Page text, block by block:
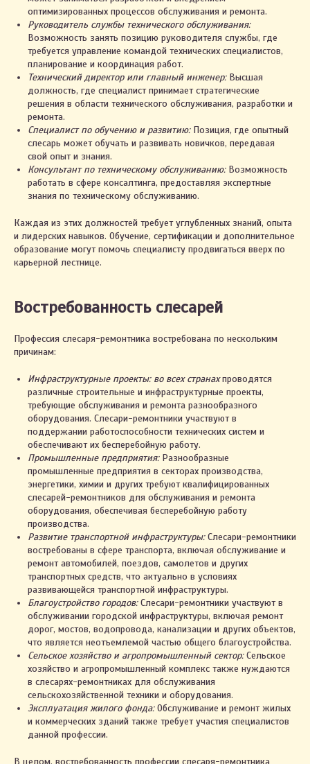
оптимизированных процессов обслуживания и ремонта.
Руководитель службы технического обслуживания:
Возможность занять позицию руководителя службы, где
требуется управление командой технических специалистов,
планирование и координация работ.
Технический директор или главный инженер: Высшая
должность, где специалист принимает стратегические
решения в области технического обслуживания, разработки и
ремонта.
Специалист по обучению и развитию:Позиция, где опытный
слесарь может обучать и развивать новичков, передавая
свой опыт и знания.
Консультант по техническому обслуживанию: Возможность
работать в сфере консалтинга, предоставляя экспертные
знания по техническому обслуживанию.
Каждая из этих должностей требует углубленных знаний, опыта
и лидерских навыков. Обучение, сертификации и дополнительное
образование могут помочь специалисту продвигаться вверх по
карьерной лестнице.
Востребованность слесарей
Профессия слесаря-ремонтника востребована по нескольким
причинам:
Инфраструктурные проекты: во всех странахпроводятся
различные строительные и инфраструктурные проекты,
требующие обслуживания и ремонта разнообразного
оборудования. Слесари-ремонтники участвуют в
поддержании работоспособности технических систем и
обеспечивают их бесперебойную работу.
Промышленные предприятия:Разнообразные
промышленные предприятия в секторах производства,
энергетики, химии и других требуют квалифицированных
слесарей-ремонтников для обслуживания и ремонта
оборудования, обеспечивая бесперебойную работу
производства.
Развитие транспортной инфраструктуры:Слесари-ремонтники
востребованы в сфере транспорта, включая обслуживание и
ремонт автомобилей, поездов, самолетов и других
транспортных средств, что актуально в условиях
развивающейся транспортной инфраструктуры.
Благоустройство городов:Слесари-ремонтники участвуют в
обслуживании городской инфраструктуры, включая ремонт
дорог, мостов, водопровода, канализации и других объектов,
что является неотъемлемой частью общего благоустройства.
Сельское хозяйство и агропромышленный сектор:Сельское
хозяйство и агропромышленный комплекс также нуждаются
в слесарях-ремонтниках для обслуживания
сельскохозяйственной техники и оборудования.
Эксплуатация жилого фонда:Обслуживание и ремонт жилых
и коммерческих зданий также требует участия специалистов
данной профессии.
В целом, востребованность профессии слесаря-ремонтника